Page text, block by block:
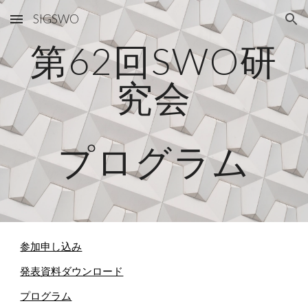
Skip to main content Skip to navigation
SIGSWO
第62回SWO研
究会
プログラム
参加申し込み
発表資料ダウンロード
プログラム